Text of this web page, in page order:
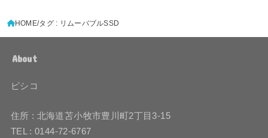
HOME タグ : リムーバブルSSD
About
ピシコ
住所 : 北海道苫小牧市豊川町2丁目3-15
TEL : 0144-72-6767